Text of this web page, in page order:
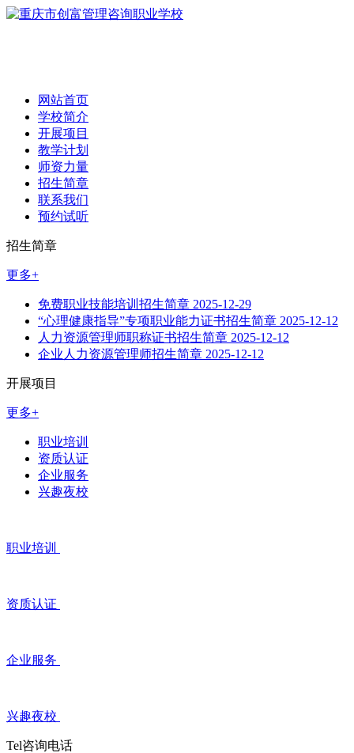
网站首页
学校简介
开展项目
教学计划
师资力量
招生简章
联系我们
预约试听
招生简章
更多+
免费职业技能培训招生简章 2025-12-29
“心理健康指导”专项职业能力证书招生简章 2025-12-12
人力资源管理师职称证书招生简章 2025-12-12
企业人力资源管理师招生简章 2025-12-12
开展项目
更多+
职业培训
资质认证
企业服务
兴趣夜校
职业培训
资质认证
企业服务
兴趣夜校
Tel咨询电话